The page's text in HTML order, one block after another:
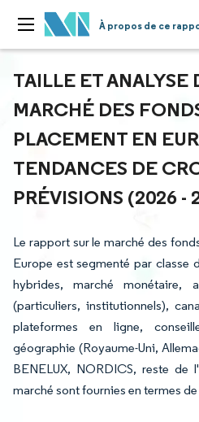
À propos de ce
TAILLE ET ANALYSE
MARCHÉ DES
PLACEMENT EN
TENDANCES DE
PRÉVISIONS (2026 -
Le rapport sur le marché des
Europe est segmenté par classe
hybrides, marché monétaire,
(particuliers, institutionnels),
plateformes en ligne,
géographie (Royaume-Uni,
BENELUX, NORDICS, reste de
marché sont fournies en termes de